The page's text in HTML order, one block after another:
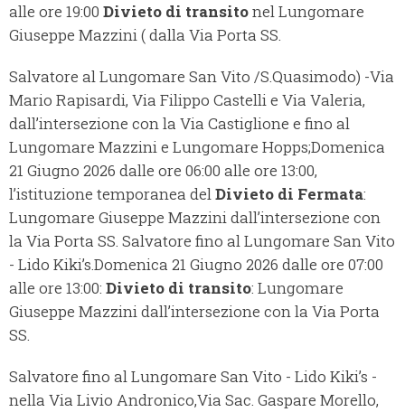
alle ore 19:00 Divieto di transitonel Lungomare
Giuseppe Mazzini ( dalla Via Porta SS.
Salvatore al Lungomare San Vito /S.Quasimodo) -Via
Mario Rapisardi, Via Filippo Castelli e Via Valeria,
dall’intersezione con la Via Castiglione e fino al
Lungomare Mazzini e Lungomare Hopps;Domenica
21 Giugno 2026 dalle ore 06:00 alle ore 13:00,
l’istituzione temporanea delDivieto di Fermata:
Lungomare Giuseppe Mazzini dall’intersezione con
la Via Porta SS. Salvatore fino al Lungomare San Vito
- Lido Kiki’s.Domenica 21 Giugno 2026 dalle ore 07:00
alle ore 13:00: Divieto di transito: Lungomare
Giuseppe Mazzini dall’intersezione con la Via Porta
SS.
Salvatore fino al Lungomare San Vito - Lido Kiki’s -
nella Via Livio Andronico,Via Sac. Gaspare Morello,